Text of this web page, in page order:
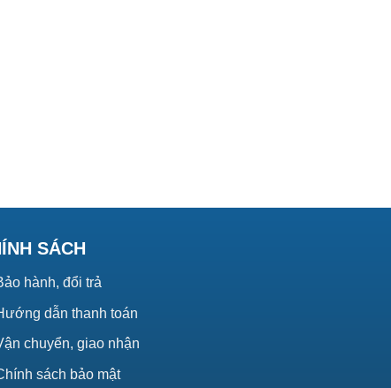
SÁCH
hành, đổi trả
dẫn thanh toán
chuyển, giao nhận
sách bảo mật